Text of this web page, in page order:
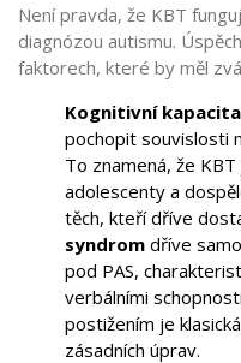
Není pravda, že KBT
diagnózou autismu.
faktorech, které by měl
Kognitivní
pochopit souvislosti
To znamená, že
adolescenty a
těch, kteří dříve
syndrom dříve
pod PAS,
verbálními
postižením je
zásadních úprav.